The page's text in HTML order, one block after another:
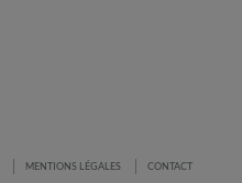
MENTIONS LÉGALES CONTACT